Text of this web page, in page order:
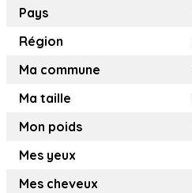
Pays
Région
Ma commune
Ma taille
Mon poids
Mes yeux
Mes cheveux